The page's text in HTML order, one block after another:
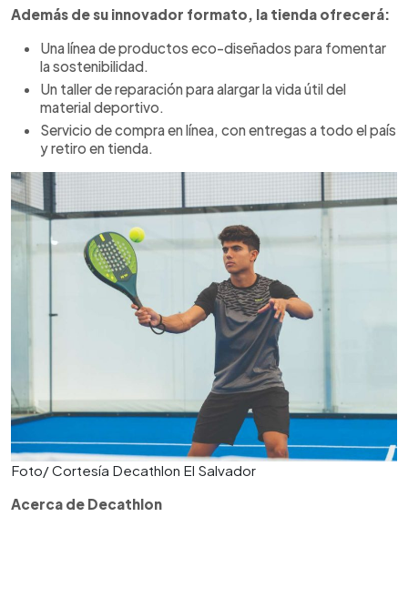
Además de su innovador formato, la tienda ofrecerá:
Una línea de productos eco-diseñados para fomentar
la sostenibilidad.
Un taller de reparación para alargar la vida útil del
material deportivo.
Servicio de compra en línea, con entregas a todo el país
y retiro en tienda.
Foto/ Cortesía Decathlon El Salvador
Acerca de Decathlon